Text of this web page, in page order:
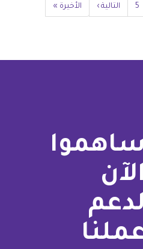
الصفحة
5
Next
page
التالية ›
Last
page
الأخيرة »
ساهموا
الآن
لدعم